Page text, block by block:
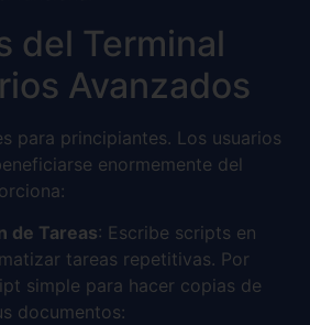
del Terminal
Avanzados
para principiantes. Los usuarios
enormemente del
de Tareas: Escribe scripts en
tareas repetitivas. Por
simple para hacer copias de
documentos: